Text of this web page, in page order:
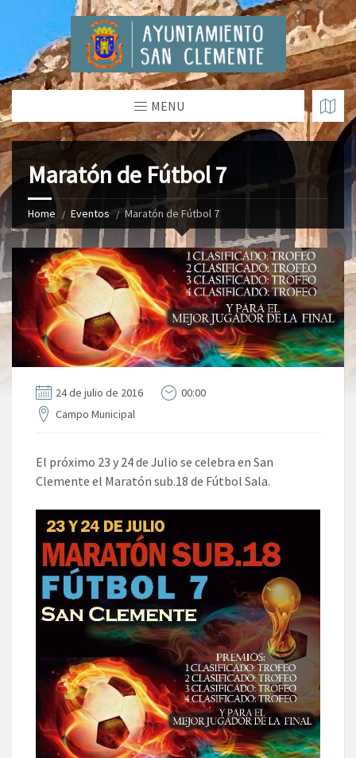
MENU
Maratón de Fútbol 7
Home Eventos Maratón de Fútbol 7
24 de julio de 2016
00:00
Campo Municipal
El próximo 23 y 24 de Julio se celebra en San
Clemente el Maratón sub.18 de Fútbol Sala.